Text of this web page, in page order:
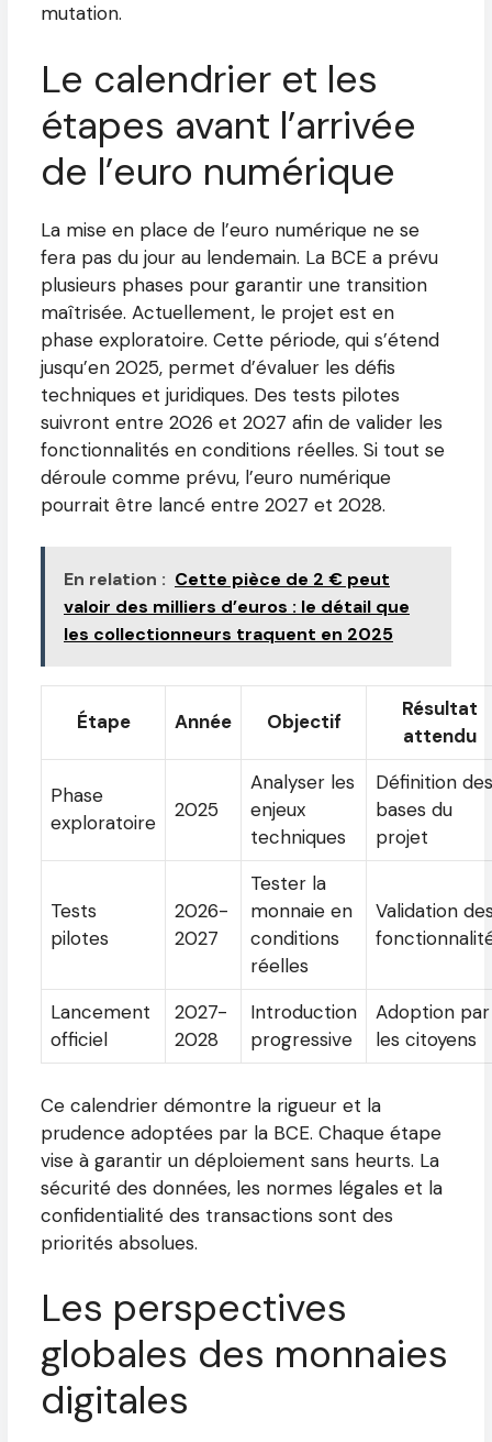
mutation.
Le calendrier et les
étapes avant l’arrivée
de l’euro numérique
La mise en place de l’euro numérique ne se
fera pas du jour au lendemain. La BCE a prévu
plusieurs phases pour garantir une transition
maîtrisée. Actuellement, le projet est en
phase exploratoire. Cette période, qui s’étend
jusqu’en 2025, permet d’évaluer les défis
techniques et juridiques. Des tests pilotes
suivront entre 2026 et 2027 afin de valider les
fonctionnalités en conditions réelles. Si tout se
déroule comme prévu, l’euro numérique
pourrait être lancé entre 2027 et 2028.
En relation : Cette pièce de 2 € peut
valoir des milliers d’euros : le détail que
les collectionneurs traquent en 2025
Étape Année Objectif
Résultat
attendu
Phase
exploratoire
2025
Analyser les
enjeux
techniques
Définition des
bases du
projet
Tests
pilotes
2026-
2027
Tester la
monnaie en
conditions
réelles
Validation
Lancement
officiel
2027-
2028
Introduction
progressive
Adoption par
les citoyens
Ce calendrier démontre la rigueur et la
prudence adoptées par la BCE. Chaque étape
vise à garantir un déploiement sans heurts. La
sécurité des données, les normes légales et la
confidentialité des transactions sont des
priorités absolues.
Les perspectives
globales des monnaies
digitales